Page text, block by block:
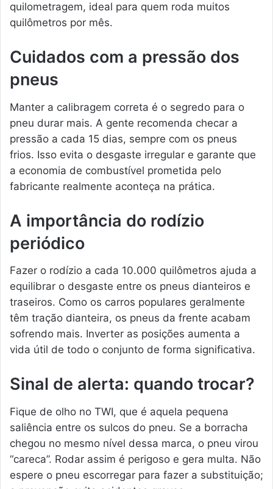
quilometragem, ideal para quem roda muitos
quilômetros por mês.
Cuidados com a pressão dos
pneus
Manter a calibragem correta é o segredo para o
pneu durar mais. A gente recomenda checar a
pressão a cada 15 dias, sempre com os pneus
frios. Isso evita o desgaste irregular e garante que
a economia de combustível prometida pelo
fabricante realmente aconteça na prática.
A importância do rodízio
periódico
Fazer o rodízio a cada 10.000 quilômetros ajuda a
equilibrar o desgaste entre os pneus dianteiros e
traseiros. Como os carros populares geralmente
têm tração dianteira, os pneus da frente acabam
sofrendo mais. Inverter as posições aumenta a
vida útil de todo o conjunto de forma significativa.
Sinal de alerta: quando trocar?
Fique de olho no TWI, que é aquela pequena
saliência entre os sulcos do pneu. Se a borracha
chegou no mesmo nível dessa marca, o pneu virou
“careca”. Rodar assim é perigoso e gera multa. Não
espere o pneu escorregar para fazer a substituição;